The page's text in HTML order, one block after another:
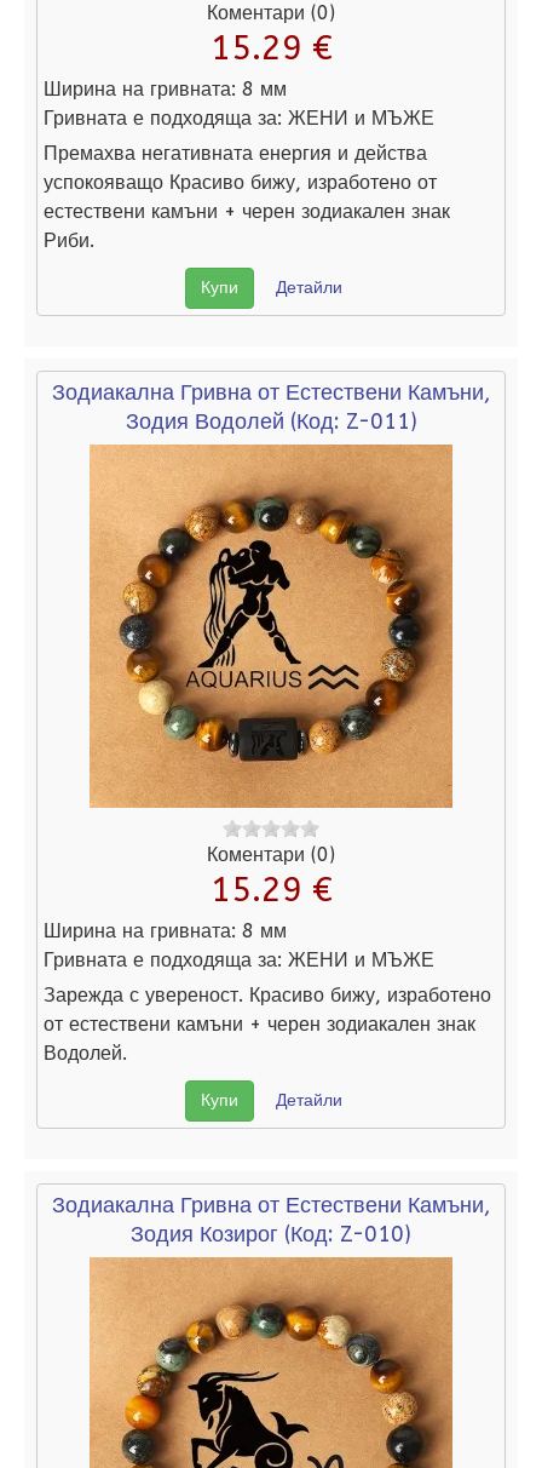
Коментари (0)
15.29 €
Ширина на гривната: 8 мм
Гривната е подходяща за: ЖЕНИ и МЪЖЕ
Премахва негативната енергия и действа
успокояващо Красиво бижу, изработено от
естествени камъни + черен зодиакален знак
Риби.
Купи Детайли
Зодиакална Гривна от Естествени Камъни,
Зодия Водолей (Код: Z-011)
Коментари (0)
15.29 €
Ширина на гривната: 8 мм
Гривната е подходяща за: ЖЕНИ и МЪЖЕ
Зарежда с увереност. Красиво бижу, изработено
от естествени камъни + черен зодиакален знак
Водолей.
Купи Детайли
Зодиакална Гривна от Естествени Камъни,
Зодия Козирог (Код: Z-010)